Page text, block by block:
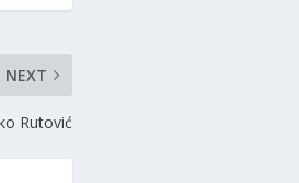
NEXT
Rutović